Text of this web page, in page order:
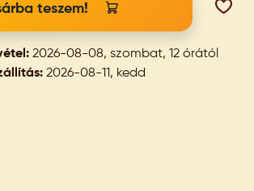
teszem!
2026-08-08, szombat, 12 órától
2026-08-11, kedd